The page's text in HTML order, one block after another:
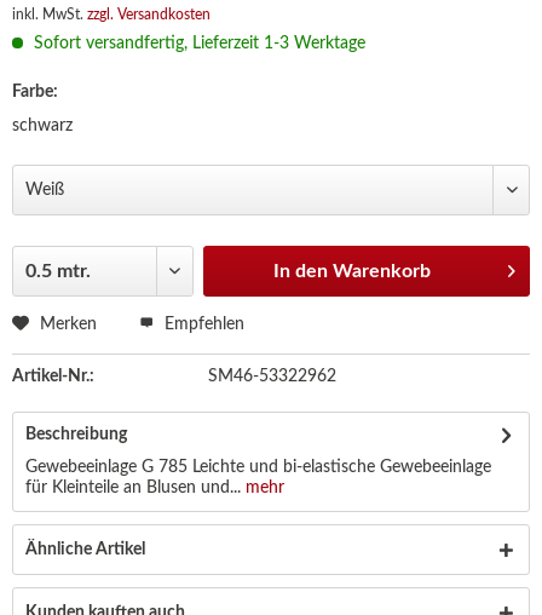
inkl. MwSt. zzgl. Versandkosten
Sofort versandfertig, Lieferzeit 1-3 Werktage
Farbe:
schwarz
In den Warenkorb
Merken Empfehlen
Artikel-Nr.: SM46-53322962
Beschreibung
Gewebeeinlage G 785 Leichte und bi-elastische Gewebeeinlage
für Kleinteile an Blusen und... mehr
Ähnliche Artikel